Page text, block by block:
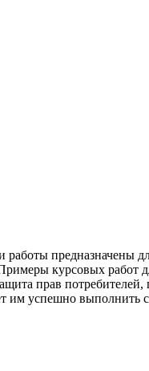
предназначены
курсовых
прав
успешно выполнить